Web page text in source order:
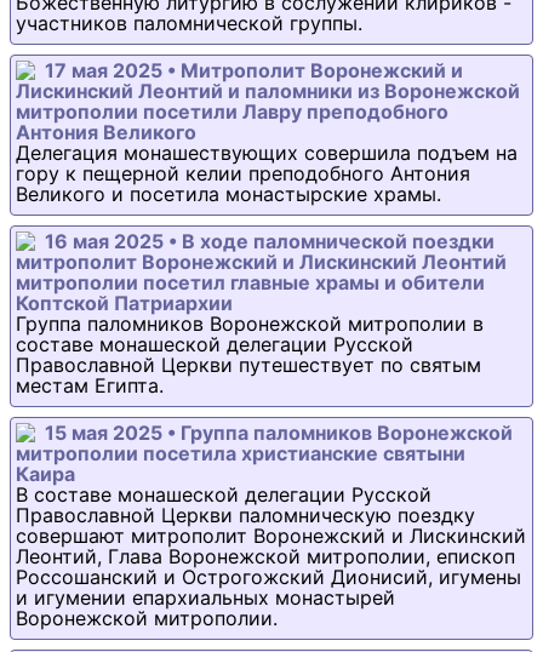
участников паломнической группы.
17 мая 2025 • Митрополит Воронежский и
Лискинский Леонтий и паломники из Воронежской
митрополии посетили Лавру преподобного
Антония Великого
Делегация монашествующих совершила подъем на
гору к пещерной келии преподобного Антония
Великого и посетила монастырские храмы.
16 мая 2025 • В ходе паломнической поездки
митрополит Воронежский и Лискинский Леонтий
митрополии посетил главные храмы и обители
Коптской Патриархии
Группа паломников Воронежской митрополии в
составе монашеской делегации Русской
Православной Церкви путешествует по святым
местам Египта.
15 мая 2025 • Группа паломников Воронежской
митрополии посетила христианские святыни
Каира
В составе монашеской делегации Русской
Православной Церкви паломническую поездку
совершают митрополит Воронежский и Лискинский
Леонтий, Глава Воронежской митрополии, епископ
Россошанский и Острогожский Дионисий, игумены
и игумении епархиальных монастырей
Воронежской митрополии.